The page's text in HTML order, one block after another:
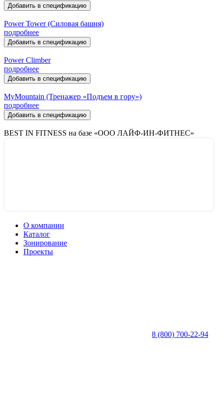
Добавить в спецификацию
Power Tower (Силовая башня)
подробнее
Добавить в спецификацию
Power Climber
подробнее
Добавить в спецификацию
MyMountain (Тренажер «Подъем в гору»)
подробнее
Добавить в спецификацию
BEST IN FITNESS на базе «ООО ЛАЙФ-ИН-ФИТНЕС»
О компании
Каталог
Зонирование
Проекты
8 (800) 700-22-94